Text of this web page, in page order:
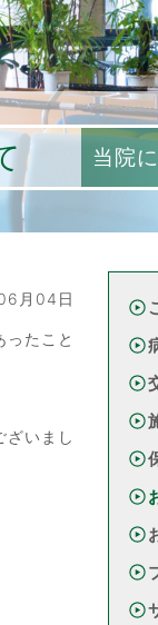
当院
月04日
たこと
ざいまし